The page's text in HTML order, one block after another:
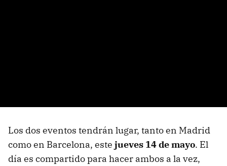
Los dos eventos tendrán lugar, tanto en Madrid
como en Barcelona, este jueves 14 de mayo. El
día es compartido para hacer ambos a la vez,